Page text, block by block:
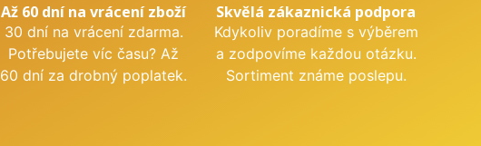
Až 60 dní na vrácení zboží
30 dní na vrácení zdarma.
Potřebujete víc času? Až
60 dní za drobný poplatek.
Skvělá zákaznická podpora
Kdykoliv poradíme s výběrem
a zodpovíme každou otázku.
Sortiment známe poslepu.